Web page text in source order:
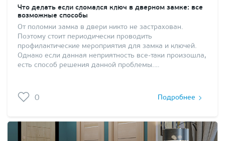
Что делать если сломался ключ в дверном замке: все
возможные способы
От поломки замка в двери никто не застрахован.
Поэтому стоит периодически проводить
профилактические мероприятия для замка и ключей.
Однако если данная неприятность все-таки произошла,
есть способ решения данной проблемы.…
0 Подробнее